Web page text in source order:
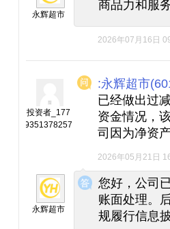
永辉超市
商品力和服
2026年07月16日
投资者_177
9351378257
:永辉超市
已经做出过
资金情况，
司因为净资
2026年05月21日
◆
◆
永辉超市
您好，公司
账面处理。
规履行信息